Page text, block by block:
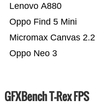
Oppo Neo 3
Micromax Canvas 2.2
Oppo Find 5 Mini
Lenovo A880
GFXBench T-Rex FPS